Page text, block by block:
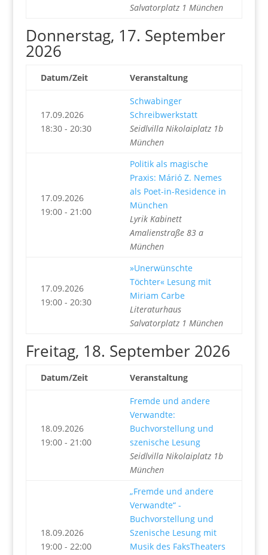
Salvatorplatz 1 München
Donnerstag, 17. September
2026
Datum/Zeit Veranstaltung
17.09.2026
18:30 - 20:30
Schwabinger
Schreibwerkstatt
Seidlvilla Nikolaiplatz 1b
München
17.09.2026
19:00 - 21:00
Politik als magische
Praxis: Márió Z. Nemes
als Poet-in-Residence in
München
Lyrik Kabinett
Amalienstraße 83 a
München
17.09.2026
19:00 - 20:30
»Unerwünschte
Töchter« Lesung mit
Miriam Carbe
Literaturhaus
Salvatorplatz 1 München
Freitag, 18. September 2026
Datum/Zeit Veranstaltung
18.09.2026
19:00 - 21:00
Fremde und andere
Verwandte:
Buchvorstellung und
szenische Lesung
Seidlvilla Nikolaiplatz 1b
München
18.09.2026
19:00 - 22:00
„Fremde und andere
Verwandte“ -
Buchvorstellung und
Szenische Lesung mit
Musik des FaksTheaters